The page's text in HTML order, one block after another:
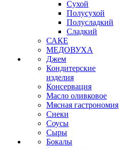
Сухой
Полусухой
Полусладкий
Сладкий
САКЕ
МЕДОВУХА
Джем
Кондитерские
изделия
Консервация
Масло оливковое
Мясная гастрономия
Снеки
Соусы
Сыры
Бокалы